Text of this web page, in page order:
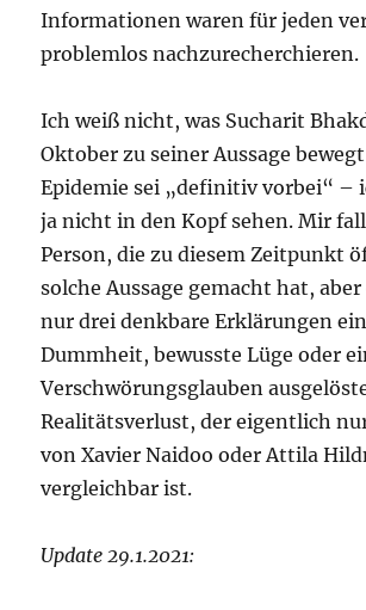
Informationen waren für jeden
problemlos nachzurecherchieren.
Ich weiß nicht, was Sucharit
Oktober zu seiner Aussage
Epidemie sei „definitiv vorbei“ –
ja nicht in den Kopf sehen. Mir
Person, die zu diesem Zeitpunkt
solche Aussage gemacht hat,
nur drei denkbare Erklärungen
Dummheit, bewusste Lüge oder
Verschwörungsglauben
Realitätsverlust, der eigentlich
von Xavier Naidoo oder Attila
vergleichbar ist.
Update 29.1.2021: